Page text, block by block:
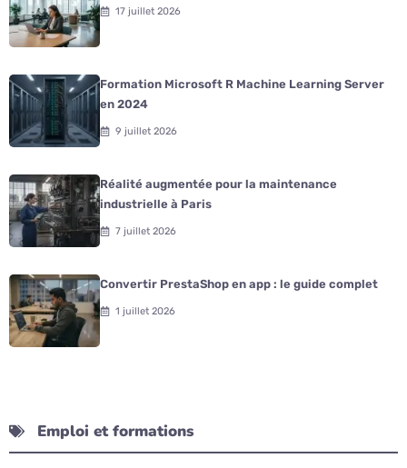
17 juillet 2026
Formation Microsoft R Machine Learning Server
en 2024
9 juillet 2026
Réalité augmentée pour la maintenance
industrielle à Paris
7 juillet 2026
Convertir PrestaShop en app : le guide complet
1 juillet 2026
Emploi et formations